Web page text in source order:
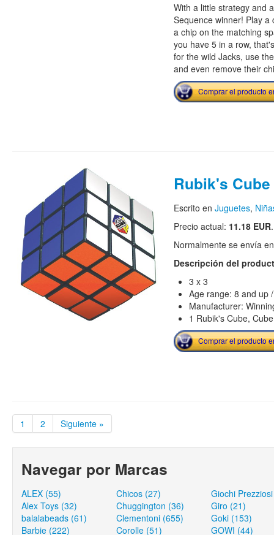
With a little strategy and
Sequence winner! Play
a chip on the matching
you have 5 in a row,
for the wild Jacks, use
and even remove their
Comprar el producto
Rubik's Cube
Escrito en Juguetes,
Precio actual: 11.18 EUR.
Normalmente se envía
Descripción del
3 x 3
Age range: 8 and up
Manufacturer:
1 Rubik's Cube,
Comprar el producto
1 2 Siguiente »
Navegar por Marcas
ALEX (55)
Alex Toys (32)
balalabeads (61)
Barbie (222)
Chicos (27)
Chuggington (36)
Clementoni (655)
Corolle (51)
Giochi
Giro (21)
Goki (153)
GOWI (44)